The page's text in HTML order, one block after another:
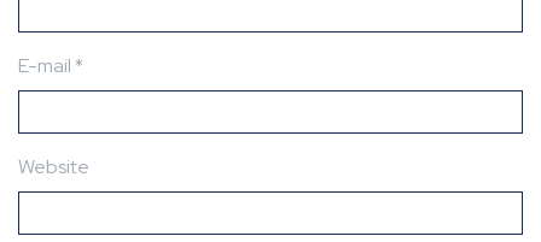
E-mail*
Website